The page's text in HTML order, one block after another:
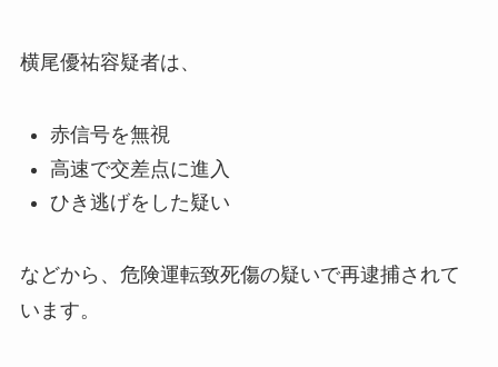
横尾優祐容疑者は、
赤信号を無視
高速で交差点に進入
ひき逃げをした疑い
などから、危険運転致死傷の疑いで再逮捕されて
います。